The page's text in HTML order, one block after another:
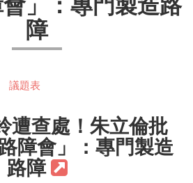
障
議題表
遭查處！朱立倫批
障會」：專門製造
路障